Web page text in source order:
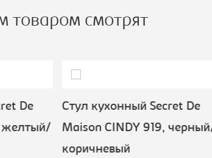
товаром смотрят
De
желтый/
Стул кухонный Secret De
Maison CINDY 919, черный/
коричневый